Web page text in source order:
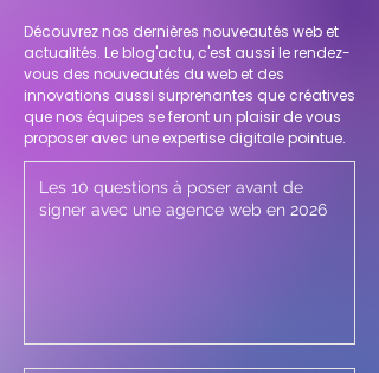
Découvrez nos dernières nouveautés web et
actualités. Le blog'actu, c'est aussi le rendez-
vous des nouveautés du web et des
innovations aussi surprenantes que créatives
que nos équipes se feront un plaisir de vous
proposer avec une expertise digitale pointue.
Les 10 questions à poser avant de
signer avec une agence web en 2026